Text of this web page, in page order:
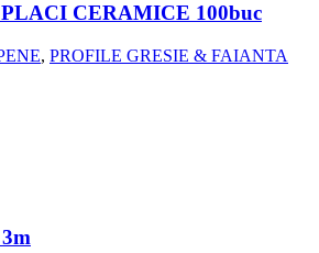
CERAMICE 100buc
, PROFILE GRESIE & FAIANTA